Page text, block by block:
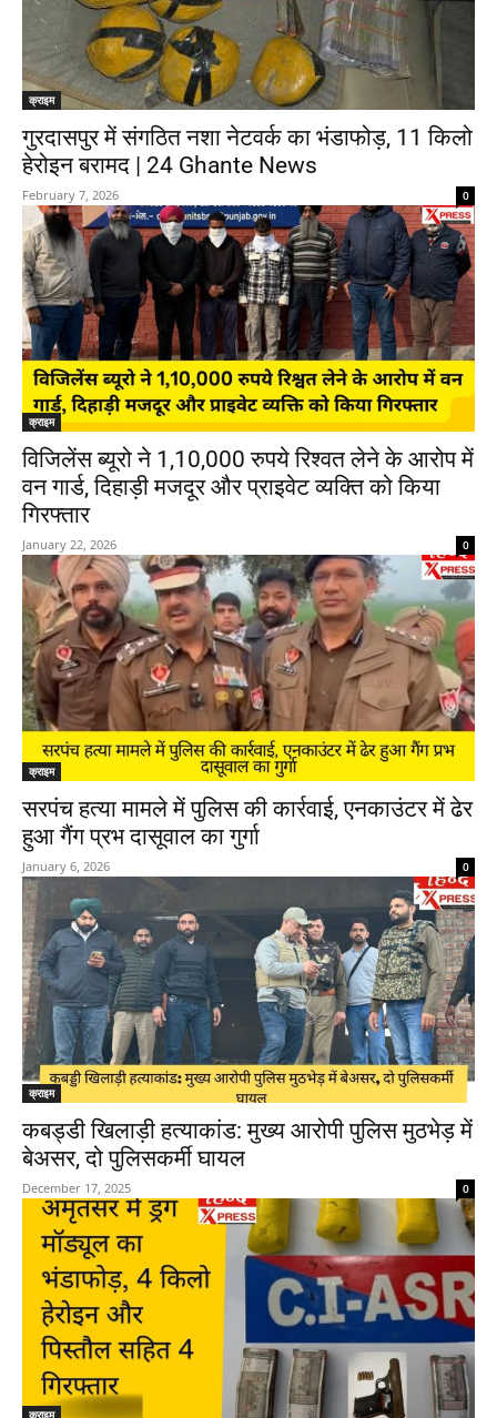
क्राइम
गुरदासपुर में संगठित नशा नेटवर्क का भंडाफोड़, 11 किलो
हेरोइन बरामद | 24 Ghante News
February 7, 2026 0
क्राइम
विजिलेंस ब्यूरो ने 1,10,000 रुपये रिश्वत लेने के आरोप में
वन गार्ड, दिहाड़ी मजदूर और प्राइवेट व्यक्ति को किया
गिरफ्तार
January 22, 2026 0
क्राइम
सरपंच हत्या मामले में पुलिस की कार्रवाई, एनकाउंटर में ढेर
हुआ गैंग प्रभ दासूवाल का गुर्गा
January 6, 2026 0
क्राइम
कबड्डी खिलाड़ी हत्याकांड: मुख्य आरोपी पुलिस मुठभेड़ में
बेअसर, दो पुलिसकर्मी घायल
December 17, 2025 0
क्राइम